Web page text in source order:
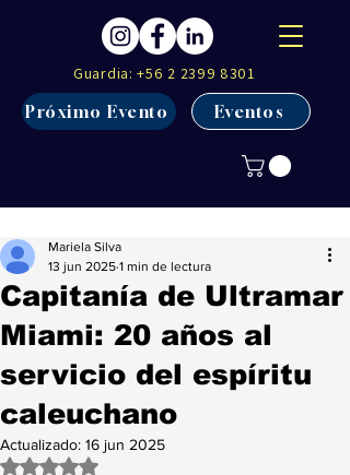
Guardia:+56 2 2399 8301
Próximo Evento
Eventos
Capitanía de Ultramar
Miami: 20 años al
servicio del espíritu
caleuchano
Mariela Silva
13 jun 2025 1 min de lectura
Actualizado: 16 jun 2025
Obtuvo NaN de 5 estrellas.